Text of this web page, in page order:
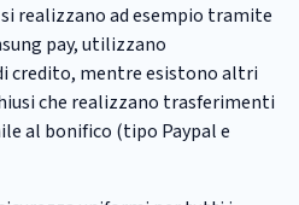
realizzano ad esempio tramite
pay, utilizzano
credito, mentre esistono altri
che realizzano trasferimenti
al bonifico (tipo Paypal e